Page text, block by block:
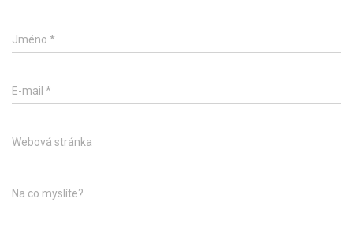
Jméno *
E-mail *
Webová stránka
Na co myslíte?